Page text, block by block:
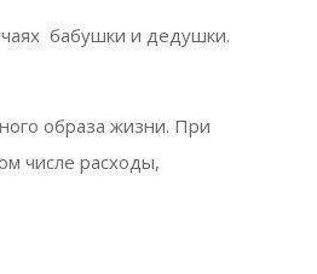
бабушки и дедушки.
образа жизни. При
числе расходы,